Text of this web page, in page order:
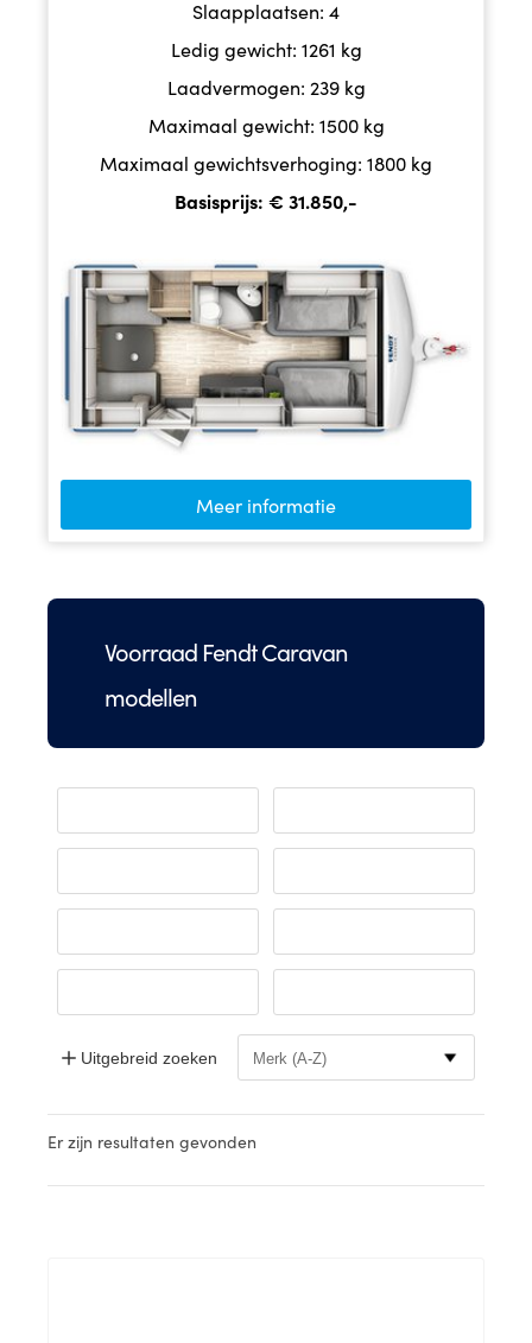
Slaapplaatsen: 4
Ledig gewicht: 1261 kg
Laadvermogen: 239 kg
Maximaal gewicht: 1500 kg
Maximaal gewichtsverhoging: 1800 kg
Basisprijs: € 31.850,-
Meer informatie
Voorraad Fendt Caravan
modellen
Uitgebreid zoeken
Er zijn resultaten gevonden